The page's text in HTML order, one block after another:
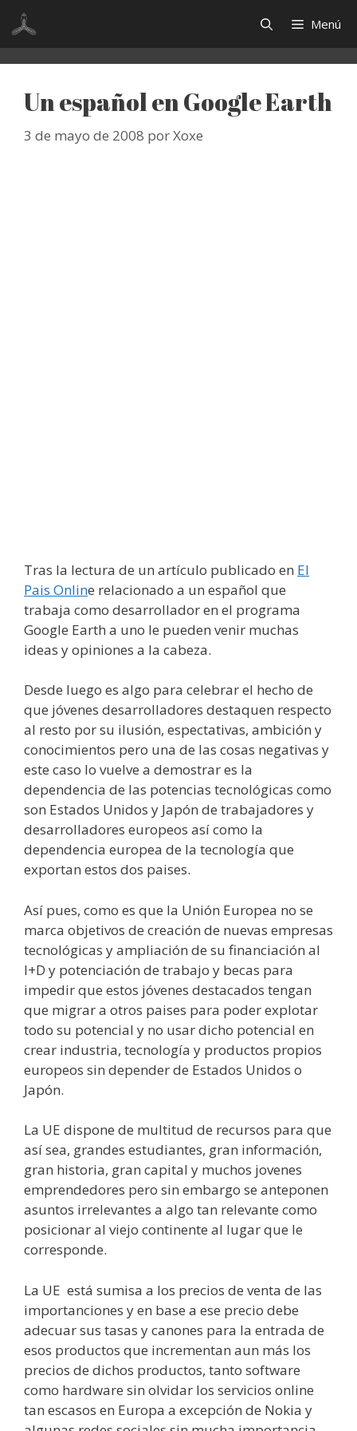
Saltar
contenido
Menú
Un español en Google Earth
3 de mayo de 2008 porXoxe
Tras la lectura de un artículo publicado en El
Pais Online relacionado a un español que
trabaja como desarrollador en el programa
Google Earth a uno le pueden venir muchas
ideas y opiniones a la cabeza.
Desde luego es algo para celebrar el hecho de
que jóvenes desarrolladores destaquen respecto
al resto por su ilusión, espectativas, ambición y
conocimientos pero una de las cosas negativas y
este caso lo vuelve a demostrar es la
dependencia de las potencias tecnológicas como
son Estados Unidos y Japón de trabajadores y
desarrolladores europeos así como la
dependencia europea de la tecnología que
exportan estos dos paises.
Así pues, como es que la Unión Europea no se
marca objetivos de creación de nuevas empresas
tecnológicas y ampliación de su financiación al
I+D y potenciación de trabajo y becas para
impedir que estos jóvenes destacados tengan
que migrar a otros paises para poder explotar
todo su potencial y no usar dicho potencial en
crear industria, tecnología y productos propios
europeos sin depender de Estados Unidos o
Japón.
La UE dispone de multitud de recursos para que
así sea, grandes estudiantes, gran información,
gran historia, gran capital y muchos jovenes
emprendedores pero sin embargo se anteponen
asuntos irrelevantes a algo tan relevante como
posicionar al viejo continente al lugar que le
corresponde.
La UE está sumisa a los precios de venta de las
importanciones y en base a ese precio debe
adecuar sus tasas y canones para la entrada de
esos productos que incrementan aun más los
precios de dichos productos, tanto software
como hardware sin olvidar los servicios online
tan escasos en Europa a excepción de Nokia y